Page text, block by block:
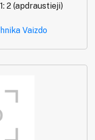
2 (apdraustieji)
Vaizdo